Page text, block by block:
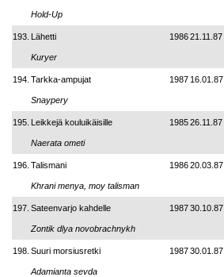
Hold-Up
193. Lähetti
Kuryer
198621.11.87
194. Tarkka-ampujat
Snaypery
1987 16.01.87
195. Leikkejä kouluikäisille
Naerata ometi
198526.11.87
196. Talismani
Khrani menya, moy talisman
198620.03.87
197. Sateenvarjo kahdelle
Zontik dlya novobrachnykh
198730.10.87
198. Suuri morsiusretki
Adamianta sevda
198730.01.87